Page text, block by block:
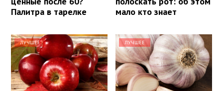
Палитра в тарелке
мало кто знает
ЛУЧШЕЕ ЛУЧШЕЕ